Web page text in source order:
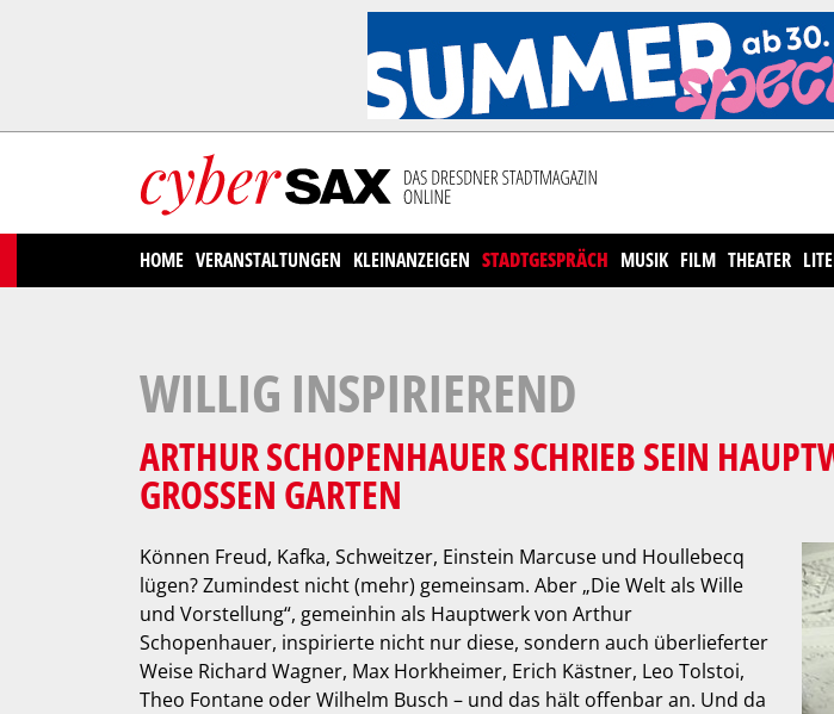
HOME VERANSTALTUNGEN KLEINANZEIGEN STADTGESPRÄCH MUSIK FILM THEATER
WILLIG INSPIRIEREND
ARTHUR SCHOPENHAUER SCHRIEB SEIN
GROSSEN GARTEN
Können Freud, Kafka, Schweitzer, Einstein Marcuse und Houllebecq
lügen? Zumindest nicht (mehr) gemeinsam. Aber „Die Welt als Wille
und Vorstellung“, gemeinhin als Hauptwerk von Arthur
Schopenhauer, inspirierte nicht nur diese, sondern auch überlieferter
Weise Richard Wagner, Max Horkheimer, Erich Kästner, Leo Tolstoi,
Theo Fontane oder Wilhelm Busch – und das hält offenbar an. Und da